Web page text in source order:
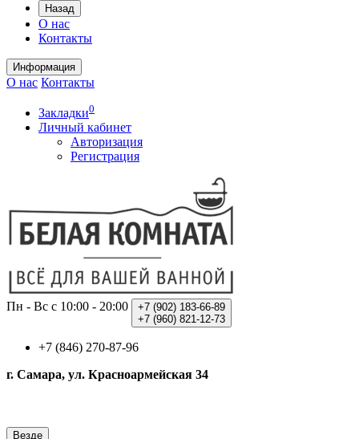
Назад
О нас
Контакты
Информация
О нас Контакты
Закладки0
Личный кабинет
Авторизация
Регистрация
Пн - Вс с 10:00 - 20:00 +7 (902) 183-66-89
+7 (960) 821-12-73
+7 (846) 270-87-96
г. Самара, ул. Красноармейская 34
Везде